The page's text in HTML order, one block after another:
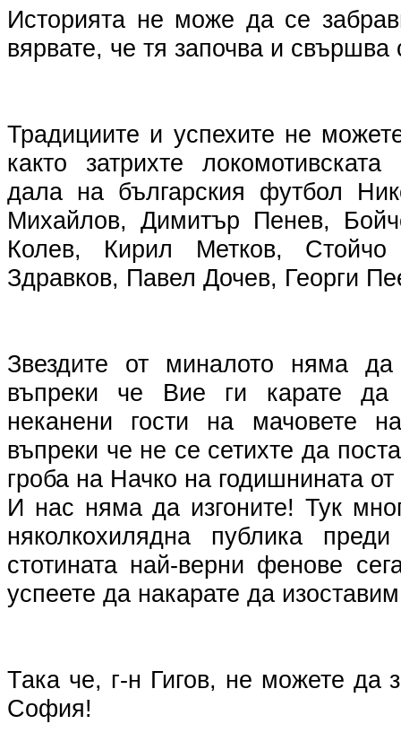
Историята не може да се
вярвате, че тя започва и свършва
Традициите и успехите не
както затрихте
дала на българския футбол
Михайлов, Димитър Пенев,
Колев, Кирил Метков,
Здравков, Павел Дочев, Георги
Звездите от миналото няма да
въпреки че Вие ги карате да
неканени гости на мачовете
въпреки че не се сетихте да
гроба на Начко на годишнината
И нас няма да изгоните! Тук
няколкохилядна публика
стотината най-верни фенове
успеете да накарате да
Така че, г-н Гигов, не можете да
София!